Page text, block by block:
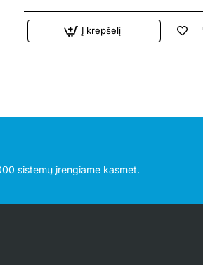
Į krepšelį
sistemų įrengiame kasmet.